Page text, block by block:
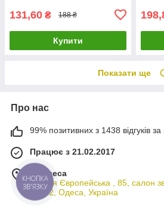
131,60 ₴ 188 ₴
Купити
Показати ще
Про нас
99% позитивних з 1438 відгуків за
Працює з 21.02.2017
м. Одеса
вулиця Європейська , 85, салон
65012, Одеса, Україна
КНОПКА
ЗВ'ЯЗКУ